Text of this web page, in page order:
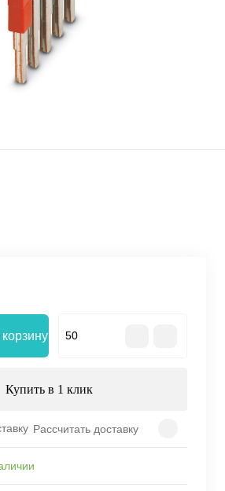
Купить в 1 клик
Рассчитать доставку